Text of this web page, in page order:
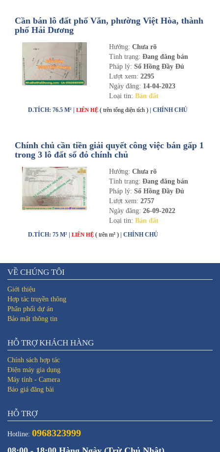
Cần bán lô đất phố Văn, phường Việt Hòa, thành
phố Hải Dương
Hướng: Chưa rõ
Tình trạng: Đang đăng bán
Pháp lý: Sổ Hồng Đầy Đủ
Lượt xem: 2295
Ngày đăng: 14-04-2023
Loại tin: Bán đất
D.TÍCH: 76.5 M² | LIÊN HỆ ( trên tổng diện tích ) | CHÍNH CHỦ
Chính chủ cần tiền giải quyết công việc bán gấp 1
trong 3 lô đất sổ đỏ chính chủ
Hướng: Chưa rõ
Tình trạng: Đang đăng bán
Pháp lý: Sổ Hồng Đầy Đủ
Lượt xem: 2757
Ngày đăng: 26-09-2022
Loại tin: Bán đất
D.TÍCH: 75 M² | LIÊN HỆ ( trên m² ) | CHÍNH CHỦ
VỀ CHÚNG TÔI
Giới thiệu
Hợp tác truyền thông
Phân phối dự án
Bảo mật thông tin
HỖ TRỢ KHÁCH HÀNG
Chính sách hợp tác
Điện máy gia dụng
Máy tính - Camera
Báo giá đăng bài
HỖ TRỢ
Hotline: 0968323999